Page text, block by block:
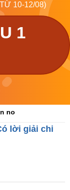
10-12/08)
1
no
lời giải chi